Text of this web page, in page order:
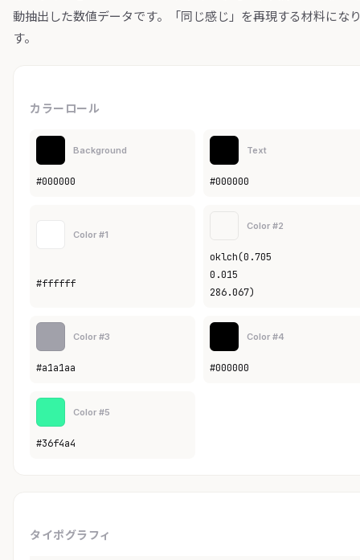
動抽出した数値データです。「同じ感じ」を再現する材料にな
す。
カラーロール
Background
#000000
Text
#000000
Color #1
#ffffff
Color #2
oklch(0.705
0.015
286.067)
Color #3
#a1a1aa
Color #4
#000000
Color #5
#36f4a4
タイポグラフィ